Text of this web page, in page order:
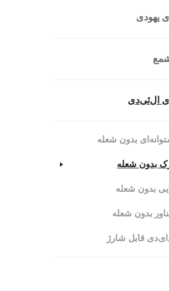
یهودی
ال‌ئی‌دی
بدون شعله
بدون شعله
بدون شعله
بدون شعله
قابل شارژ